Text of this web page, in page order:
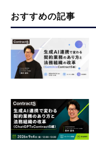
おすすめの記事